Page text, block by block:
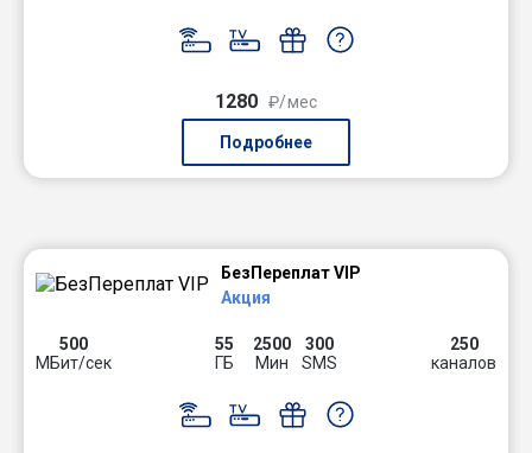
1280 ₽/мес
Подробнее
БезПереплат VIP
Акция
500
МБит/сек
55
ГБ
2500
Мин
300
SMS
250
каналов